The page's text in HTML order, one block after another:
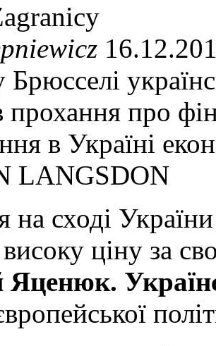
Брюсселі
прохання про
в Україні
LANGSDON
на сході
ціну за
Яценюк.